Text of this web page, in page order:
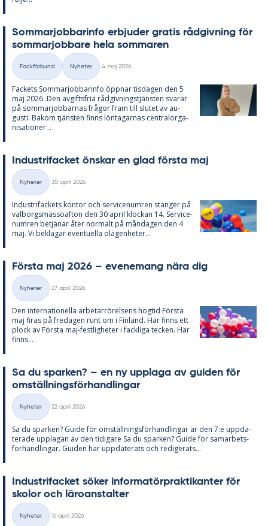
Som­mar­job­ba­rin­fo er­bju­der gra­tis råd­giv­ning för
som­mar­job­ba­re hela som­ma­ren
Kategorier
Fackförbund Nyheter
4 maj 2026
Fac­kets Som­mar­job­ba­rin­fo öpp­nar tis­da­gen den 5
maj 2026. Den av­gifts­fria råd­giv­nings­tjäns­ten sva­rar
på som­mar­job­bar­nas frå­gor fram till slu­tet av au­
gusti. Bakom tjäns­ten fin­ns lön­ta­gar­nas cen­tral­or­ga­
ni­sa­tio­ner...
In­du­stri­fac­ket öns­kar en glad förs­ta maj
Kategorier
Nyheter
30 april 2026
In­du­stri­fac­kets kon­tor och ser­vice­num­ren stäng­er på
val­borgs­mäs­so­af­ton den 30 april kloc­kan 14. Ser­vice­
num­ren be­tjä­nar åter nor­malt på mån­da­gen den 4
maj. Vi be­kla­gar even­tu­el­la olä­gen­he­ter...
Förs­ta maj 2026 – eve­ne­mang nära dig
Kategorier
Nyheter
27 april 2026
Den in­ter­na­tio­nel­la ar­be­tar­rö­rel­sens hög­tid Förs­ta
maj fi­ras på fre­da­gen runt om i Fin­land. Här fin­ns ett
plock av Förs­ta maj-fest­lig­he­ter i fack­li­ga tec­ken. Här
fin­ns...
Sa du spar­ken? – en ny upp­laga av gui­den för
om­ställ­nings­för­hand­ling­ar
Kategorier
Nyheter
22 april 2026
Sa du spar­ken? Guide för om­ställ­nings­för­hand­ling­ar är den 7:e upp­da­
te­ra­de upp­la­gan av den ti­di­ga­re Sa du spar­ken? Guide för sam­ar­bets­
för­hand­ling­ar. Gui­den har upp­da­te­ra­ts och re­di­ge­ra­ts...
In­du­stri­fac­ket sö­ker in­for­ma­törprak­ti­kan­ter för
sko­lor och läro­an­stal­ter
Kategorier
Nyheter
16 april 2026